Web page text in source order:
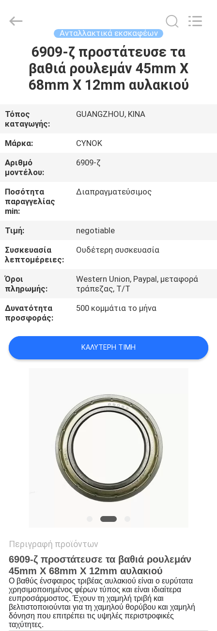
ΣΠΊΤΙ
ΠΡΟΪΌΝΤΑ
ΠΕΡΊΠΟΥ
ΕΜΕΊΣ
ΓΎΡΟΣ
ΕΡΓΟΣΤΑΣΊΩΝ
ΠΟΙΟΤΙΚΌΣ
ΈΛΕΓΧΟΣ
ΜΑΣ
ΕΛΆΤΕ
ΣΕ
ΕΠΑΦΉ
ΜΕ
ΕΙΔΉΣΕΙΣ
ΑΠΌΣΠΑΣΜΑ
Trade
Ανταλλακτικά εκσκαφέων
6909-ζ προστάτευσε τα
βαθιά ρουλεμάν 45mm X
68mm X 12mm αυλακιού
Τόπος
καταγωγής:
GUANGZHOU, ΚΙΝΑ
Μάρκα:
CYNOK
Αριθμό
μοντέλου:
6909-ζ
Ποσότητα
παραγγελίας
min:
Διαπραγματεύσιμος
Τιμή:
negotiable
Συσκευασία
λεπτομέρειες:
Ουδέτερη συσκευασία
Όροι
πληρωμής:
Western Union, Paypal, μεταφορά
τράπεζας, T/T
Δυνατότητα
προσφοράς:
500 κομμάτια το μήνα
ΚΑΛΎΤΕΡΗ ΤΙΜΉ
Περιγραφή προϊόντων
6909-ζ προστάτευσε τα βαθιά ρουλεμάν
45mm X 68mm X 12mm αυλακιού
Ο βαθύς ένσφαιρος τριβέας αυλακιού είναι ο ευρύτατα
χρησιμοποιημένος φέρων τύπος και είναι ιδιαίτερα
ευπροσάρμοστος. Έχουν τη χαμηλή τριβή και
βελτιστοποιούνται για τη χαμηλού θορύβου και χαμηλή
δόνηση που επιτρέπει τις υψηλές περιστροφικές
ταχύτητες.